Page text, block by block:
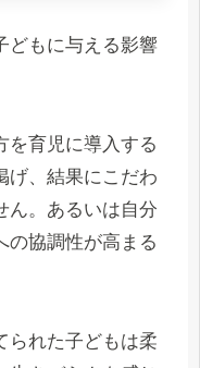
どもに与える影響
を育児に導入する
げ、結果にこだわ
ん。あるいは自分
の協調性が高まる
られた子どもは柔